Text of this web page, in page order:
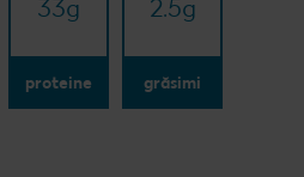
33g
proteine
2.5g
grăsimi